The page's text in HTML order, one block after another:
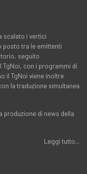
scalato i vertici
posto tra le emittenti
seguito
TgNoi, con i programmi di
il TgNoi viene inoltre
la traduzione simultanea
produzione di news della
Leggi tutto...